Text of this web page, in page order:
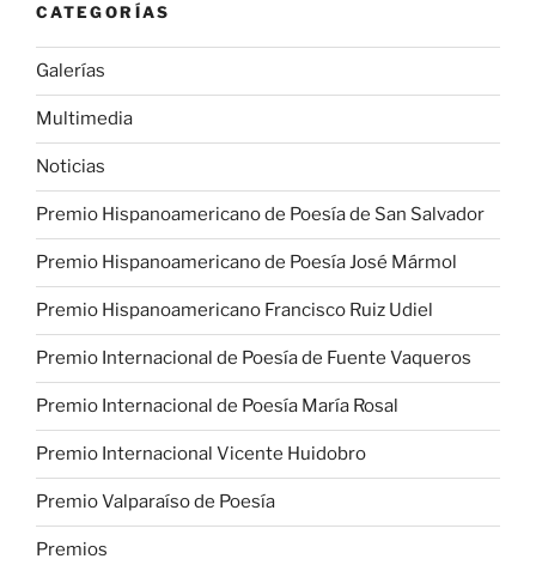
CATEGORÍAS
Galerías
Multimedia
Noticias
Premio Hispanoamericano de Poesía de San Salvador
Premio Hispanoamericano de Poesía José Mármol
Premio Hispanoamericano Francisco Ruiz Udiel
Premio Internacional de Poesía de Fuente Vaqueros
Premio Internacional de Poesía María Rosal
Premio Internacional Vicente Huidobro
Premio Valparaíso de Poesía
Premios